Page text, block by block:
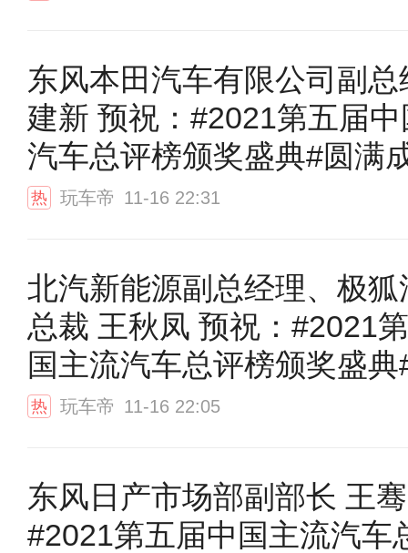
东风本田汽车有限公司副总
建新 预祝：#2021第五届
汽车总评榜颁奖盛典#圆满
热 玩车帝 11-16 22:31
北汽新能源副总经理、极狐
总裁 王秋凤 预祝：#2021
国主流汽车总评榜颁奖盛
功！
热 玩车帝 11-16 22:05
东风日产市场部副部长 王
#2021第五届中国主流汽车